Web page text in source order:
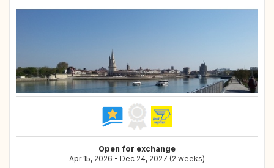
Open for exchange
Apr 15, 2026 - Dec 24, 2027 (2 weeks)